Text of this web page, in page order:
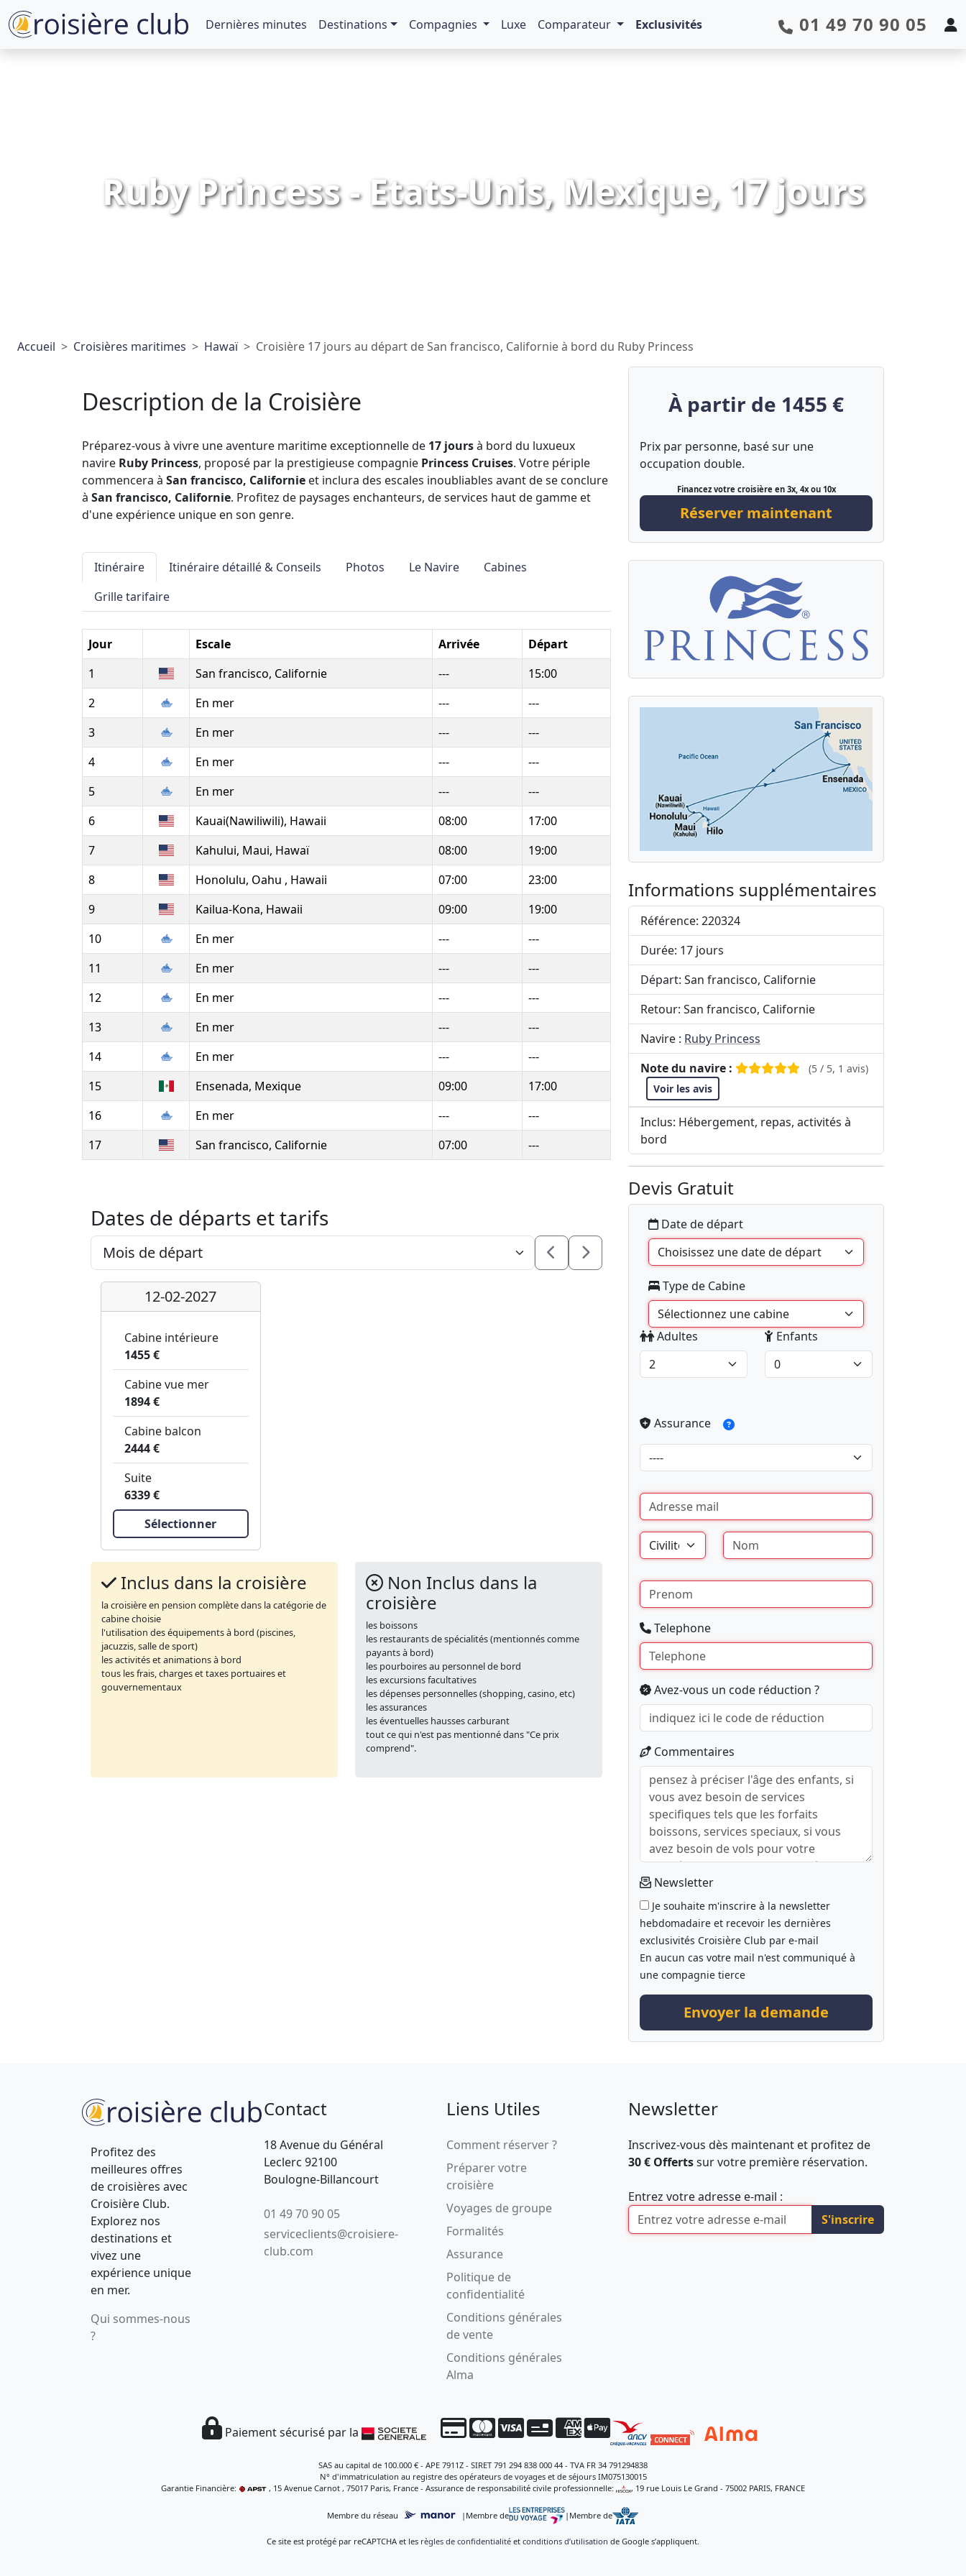
Dernières minutes Destinations Compagnies Luxe Comparateur Exclusivités 01 49 70 90 05
Ruby Princess - Etats-Unis, Mexique, 17 jours
Accueil Croisières maritimes Hawaï Croisière 17 jours au départ de San francisco, Californie à bord du Ruby Princess
Description de la Croisière
Préparez-vous à vivre une aventure maritime exceptionnelle de 17 joursà bord du luxueux
navire Ruby Princess, proposé par la prestigieuse compagnie Princess Cruises. Votre périple
commencera à San francisco, Californie et inclura des escales inoubliables avant de se conclure
à San francisco, Californie. Profitez de paysages enchanteurs, de services haut de gamme et
d'une expérience unique en son genre.
Itinéraire Itinéraire détaillé & Conseils Photos Le Navire
Cabines
Grille tarifaire
Jour Escale Arrivée
Départ
1
San francisco, Californie ---
15:00
2
En mer ---
---
3
En mer ---
---
4
En mer ---
---
5
En mer ---
---
6
Kauai(Nawiliwili), Hawaii 08:00
17:00
7
Kahului, Maui, Hawaï 08:00
19:00
8
Honolulu, Oahu , Hawaii 07:00
23:00
9
Kailua-Kona, Hawaii 09:00
19:00
10
En mer ---
---
11
En mer ---
---
12
En mer ---
---
13
En mer ---
---
14
En mer ---
---
15
Ensenada, Mexique 09:00
17:00
16
En mer ---
---
17
San francisco, Californie 07:00 ---
Dates de départs et tarifs
12-02-2027
Cabine intérieure
1455 €
Cabine vue mer
1894 €
Cabine balcon
2444 €
Suite
6339 €
Sélectionner
Inclus dans la croisière
la croisière en pension complète dans la catégorie de
cabine choisie
l'utilisation des équipements à bord (piscines,
jacuzzis, salle de sport)
les activités et animations à bord
tous les frais, charges et taxes portuaires et
gouvernementaux
Non Inclus dans la
croisière
les boissons
les restaurants de spécialités (mentionnés comme
payants à bord)
les pourboires au personnel de bord
les excursions facultatives
les dépenses personnelles (shopping, casino, etc)
les assurances
les éventuelles hausses carburant
tout ce qui n'est pas mentionné dans "Ce prix
comprend".
À partir de 1455 €
Prix par personne, basé sur une
occupation double.
Financez votre croisière en 3x, 4x ou 10x
Réserver maintenant
Informations supplémentaires
Référence: 220324
Durée: 17 jours
Départ: San francisco, Californie
Retour: San francisco, Californie
Navire : Ruby Princess
Note du navire :
(5 / 5, 1 avis)
Voir les avis
Inclus: Hébergement, repas, activités à
bord
Devis Gratuit
Date de départ
Type de Cabine
Adultes Enfants
Assurance
Telephone
Avez-vous un code réduction ?
Commentaires
Newsletter
Je souhaite m'inscrire à la newsletter
hebdomadaire et recevoir les dernières
exclusivités Croisière Club par e-mail
En aucun cas votre mail n'est communiqué à
une compagnie tierce
Envoyer la demande
Profitez des
meilleures offres
de croisières avec
Croisière Club.
Explorez nos
destinations et
vivez une
expérience unique
en mer.
Qui sommes-nous
?
Contact
18 Avenue du Général
Leclerc 92100
Boulogne-Billancourt
01 49 70 90 05
serviceclients@croisiere-
club.com
Liens Utiles
Comment réserver ?
Préparer votre
croisière
Voyages de groupe
Formalités
Assurance
Politique de
confidentialité
Conditions générales
de vente
Conditions générales
Alma
Newsletter
Inscrivez-vous dès maintenant et profitez de
30 € Offertssur votre première réservation.
Entrez votre adresse e-mail :
S'inscrire
Paiement sécurisé par la
SAS au capital de 100.000 € - APE 7911Z - SIRET 791 294 838 000 44 - TVA FR 34 791294838
N° d'immatriculation au registre des opérateurs de voyages et de séjours IM075130015
Garantie Financière:
, 15 Avenue Carnot , 75017 Paris, France - Assurance de responsabilité civile professionnelle: , 19 rue Louis Le Grand - 75002 PARIS, FRANCE
Membre du réseau | Membre de | Membre de
Ce site est protégé par reCAPTCHA et les règles de confidentialité et conditions d’utilisation de Google s’appliquent.